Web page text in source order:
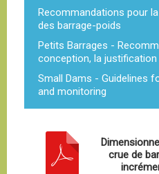
Recommandations pour
des barrage-poids
Petits Barrages -
conception, la justification
Small Dams - Guidelines
and monitoring
crue de